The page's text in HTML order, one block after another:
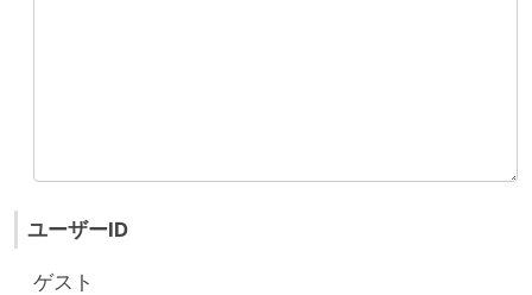
ユーザーID
ゲスト